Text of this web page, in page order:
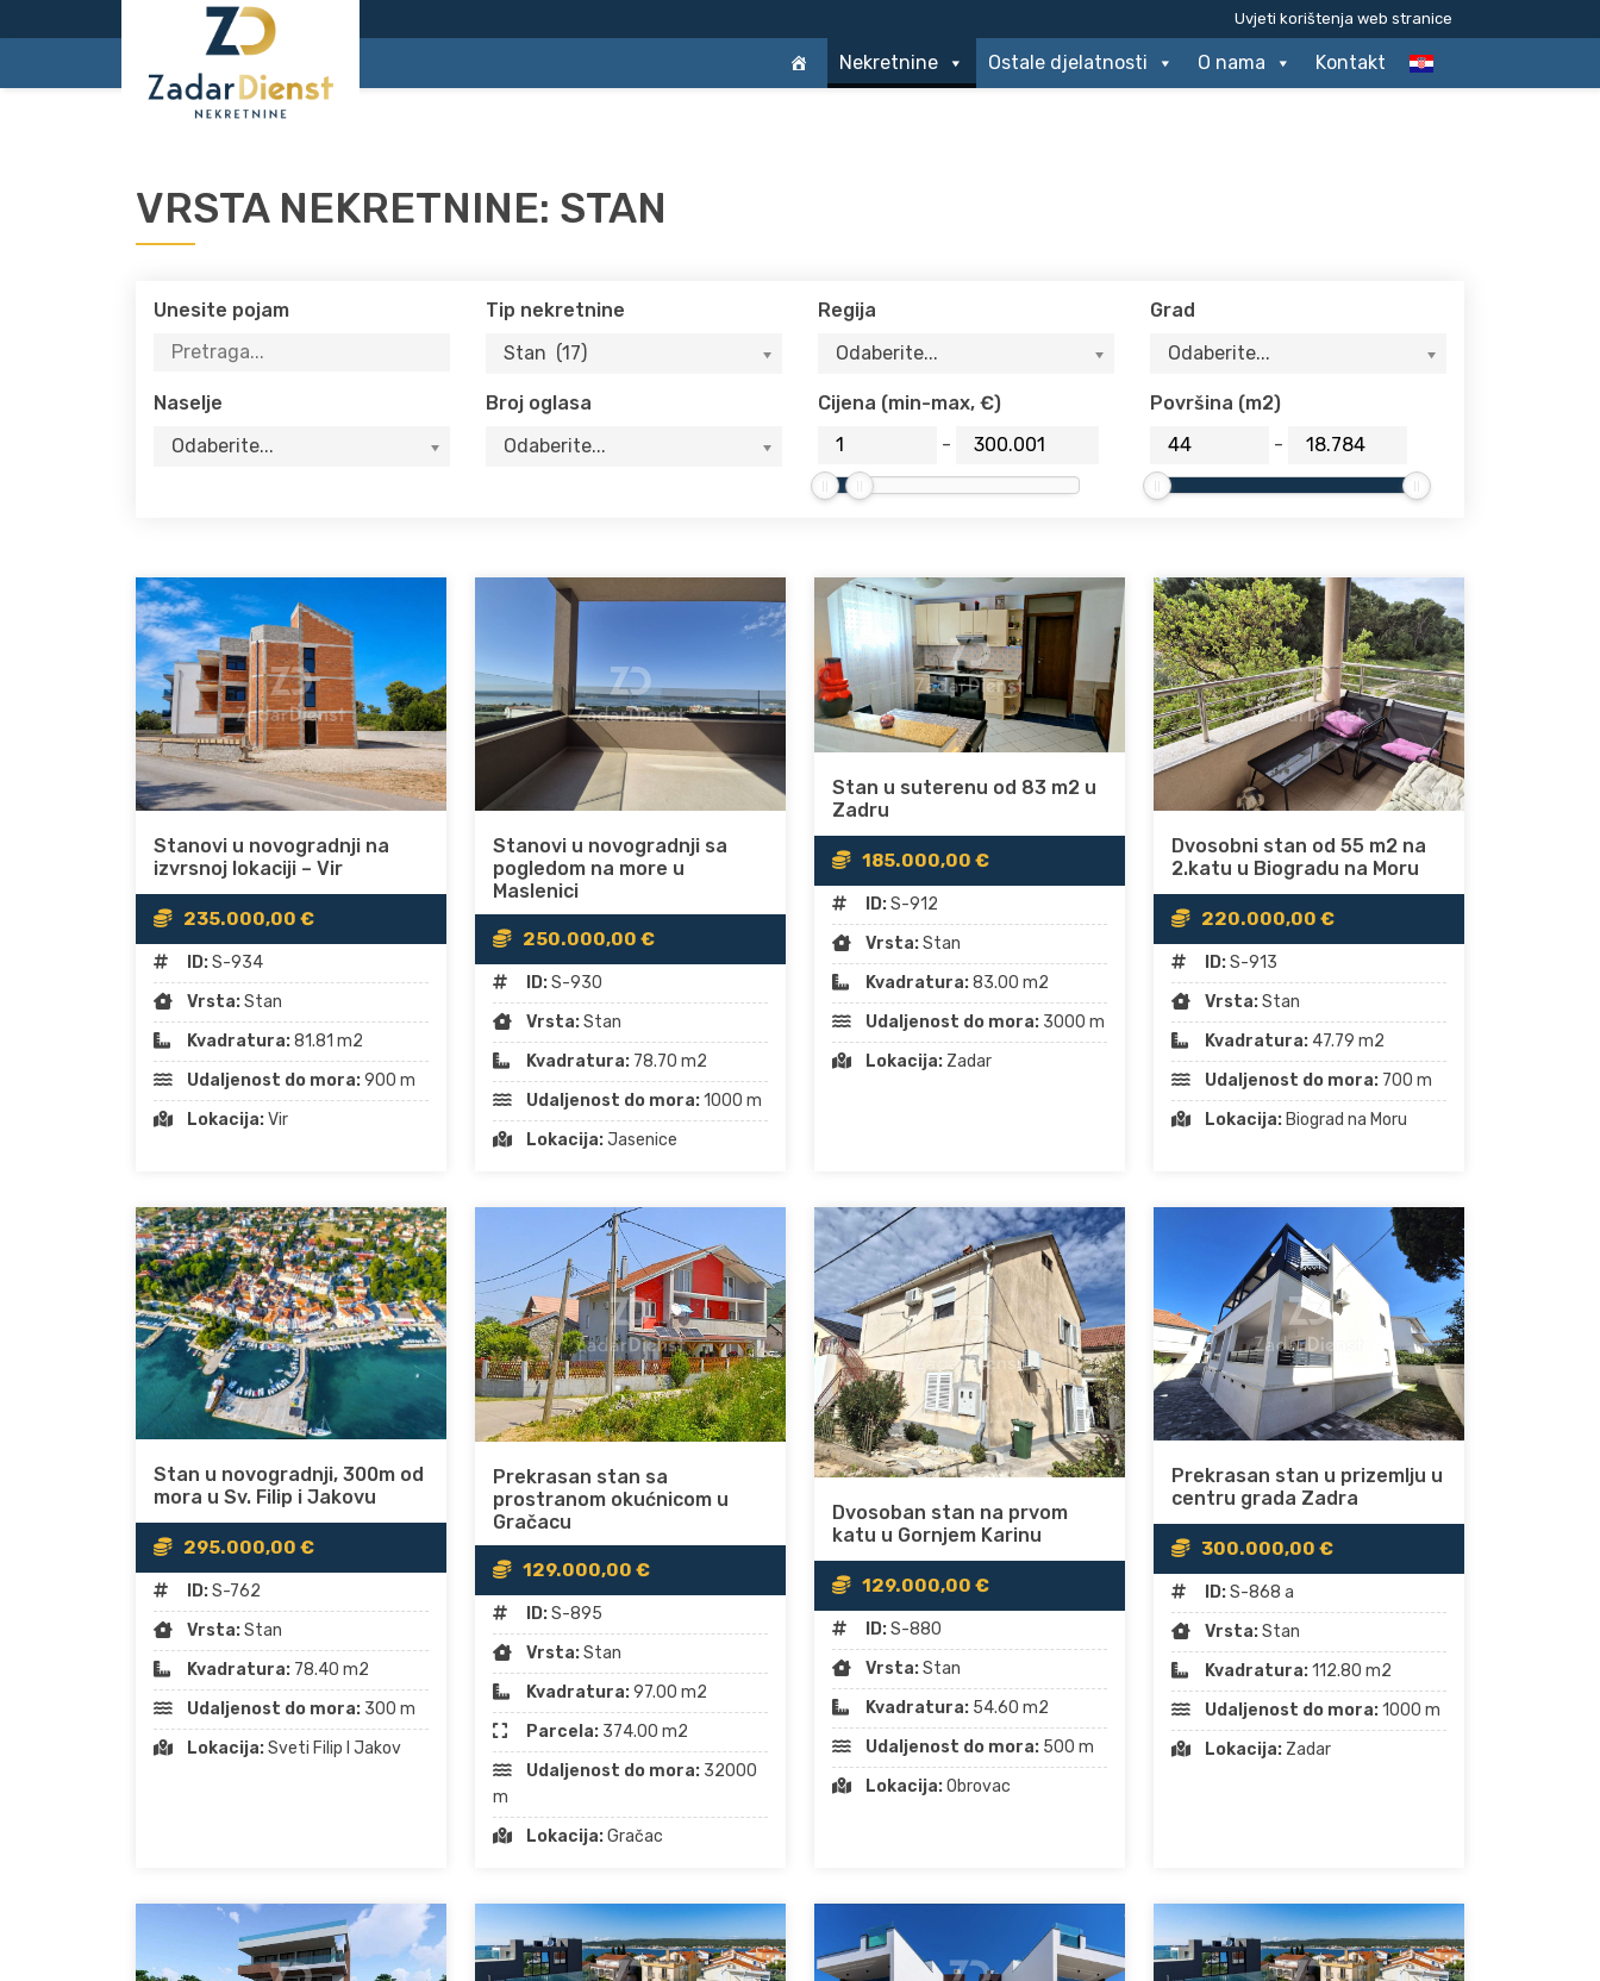
Uvjeti korištenja web stranice
Nekretnine Ostale djelatnosti O nama Kontakt
VRSTA NEKRETNINE: STAN
Unesite pojam
Tip nekretnine
Stan (17)
Regija
Odaberite...
Grad
Odaberite...
Naselje
Odaberite...
Broj oglasa
Odaberite...
Cijena (min-max, €)
-
Površina (m2)
-
Stanovi u novogradnji na
izvrsnoj lokaciji – Vir
235.000,00 €
ID:S-934
Vrsta:Stan
Kvadratura:81.81 m2
Udaljenost do mora:900 m
Lokacija:Vir
Stanovi u novogradnji sa
pogledom na more u
Maslenici
250.000,00 €
ID:S-930
Vrsta:Stan
Kvadratura: 78.70 m2
Udaljenost do mora:1000 m
Lokacija:Jasenice
Stan u suterenu od 83 m2 u
Zadru
185.000,00 €
ID:S-912
Vrsta:Stan
Kvadratura:83.00 m2
Udaljenost do mora: 3000 m
Lokacija: Zadar
Dvosobni stan od 55 m2 na
2.katu u Biogradu na Moru
220.000,00 €
ID:S-913
Vrsta:Stan
Kvadratura: 47.79 m2
Udaljenost do mora: 700 m
Lokacija: Biograd na Moru
Stan u novogradnji, 300m od
mora u Sv. Filip i Jakovu
295.000,00 €
ID:S-762
Vrsta:Stan
Kvadratura: 78.40 m2
Udaljenost do mora: 300 m
Lokacija:Sveti Filip I Jakov
Prekrasan stan sa
prostranom okućnicom u
Gračacu
129.000,00 €
ID:S-895
Vrsta:Stan
Kvadratura:97.00 m2
Parcela: 374.00 m2
Udaljenost do mora: 32000
m
Lokacija:Gračac
Dvosoban stan na prvom
katu u Gornjem Karinu
129.000,00 €
ID:S-880
Vrsta:Stan
Kvadratura: 54.60 m2
Udaljenost do mora: 500 m
Lokacija:Obrovac
Prekrasan stan u prizemlju u
centru grada Zadra
300.000,00 €
ID:S-868 a
Vrsta:Stan
Kvadratura:112.80 m2
Udaljenost do mora:1000 m
Lokacija: Zadar